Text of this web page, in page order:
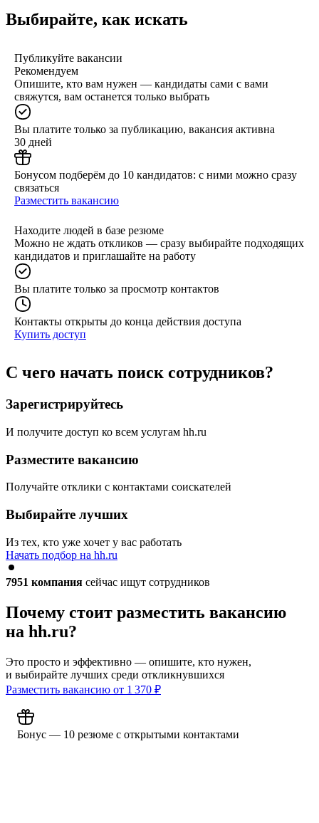
Выбирайте, как искать
Публикуйте вакансии
Рекомендуем
Опишите, кто вам нужен — кандидаты сами с вами
свяжутся, вам останется только выбрать
Вы платите только за публикацию, вакансия активна
30 дней
Бонусом подберём до 10 кандидатов: с ними можно сразу
связаться
Разместить вакансию
Находите людей в базе резюме
Можно не ждать откликов — сразу выбирайте подходящих
кандидатов и приглашайте на работу
Вы платите только за просмотр контактов
Контакты открыты до конца действия доступа
Купить доступ
С чего начать поиск сотрудников?
Зарегистрируйтесь
И получите доступ ко всем услугам hh.ru
Разместите вакансию
Получайте отклики с контактами соискателей
Выбирайте лучших
Из тех, кто уже хочет у вас работать
Начать подбор на hh.ru
7951 компания сейчас ищут сотрудников
Почему стоит разместить вакансию
на hh.ru?
Это просто и эффективно — опишите, кто нужен,
и выбирайте лучших среди откликнувшихся
Разместить вакансию от 1 370 ₽
Бонус — 10 резюме с открытыми контактами